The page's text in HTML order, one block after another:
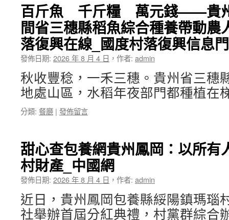
百斤魚 千斤糧 萬元錢——貴
間省三穗縣稻魚綜合種養帶動農
落復興在線_國度村落復興信息
發佈日期: 2026 年 8 月 4 日 ， 作者: admin
秋收豐稔，一禾三穗。貴州省三穗
地處山區，水稻年夜部門都種植
分類: 餐廳 | 發佈留言
甜心查包養網貴州鳳岡：以所有
村財產_中國網
發佈日期: 2026 年 8 月 4 日 ， 作者: admin
近日，貴州鳳岡包養縣綏陽鎮瑪瑙
社舉辦首屆分紅典禮，村黨群綜